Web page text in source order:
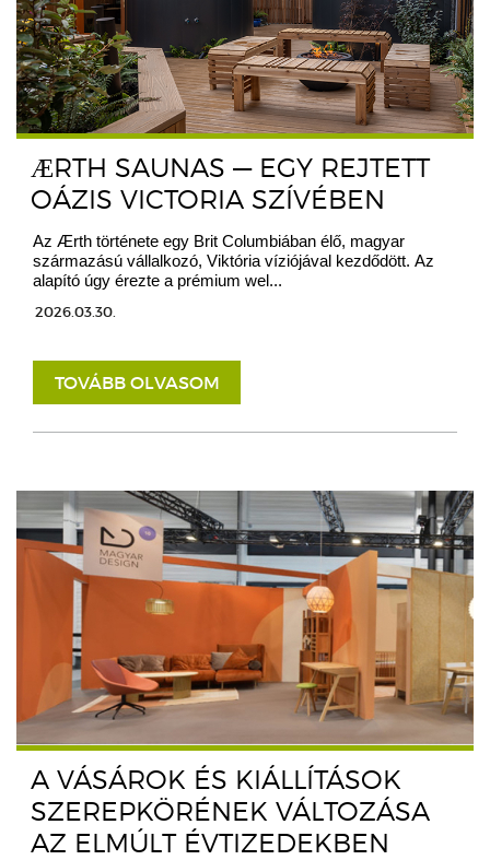
ÆRTH SAUNAS — EGY REJTETT
OÁZIS VICTORIA SZÍVÉBEN
Az Ærth története egy Brit Columbiában élő, magyar
származású vállalkozó, Viktória víziójával kezdődött. Az
alapító úgy érezte a prémium wel...
2026.03.30.
TOVÁBB OLVASOM
A VÁSÁROK ÉS KIÁLLÍTÁSOK
SZEREPKÖRÉNEK VÁLTOZÁSA
AZ ELMÚLT ÉVTIZEDEKBEN